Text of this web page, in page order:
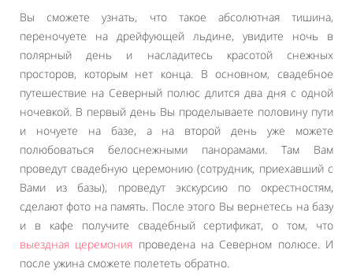
Вы сможете узнать, что такое абсолютная тишина,
переночуете на дрейфующей льдине, увидите ночь в
полярный день и насладитесь красотой снежных
просторов, которым нет конца. В основном, свадебное
путешествие на Северный полюс длится два дня с одной
ночевкой. В первый день Вы проделываете половину пути
и ночуете на базе, а на второй день уже можете
полюбоваться белоснежными панорамами. Там Вам
проведут свадебную церемонию (сотрудник, приехавший с
Вами из базы), проведут экскурсию по окрестностям,
сделают фото на память. После этого Вы вернетесь на базу
и в кафе получите свадебный сертификат, о том, что
выездная церемония проведена на Северном полюсе. И
после ужина сможете полететь обратно.